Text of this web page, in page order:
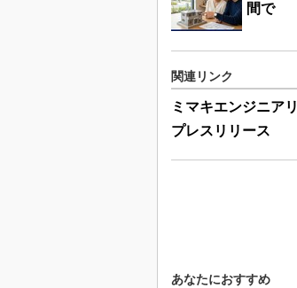
間で
関連リンク
ミマキエンジニア
プレスリリース
あなたにおすすめ